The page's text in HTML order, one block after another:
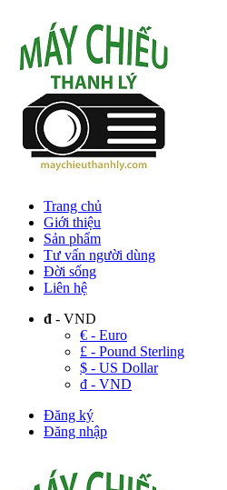
Trang chủ
Giới thiệu
Sản phẩm
Tư vấn người dùng
Đời sống
Liên hệ
đ - VND
€ - Euro
£ - Pound Sterling
$ - US Dollar
đ - VND
Đăng ký
Đăng nhập